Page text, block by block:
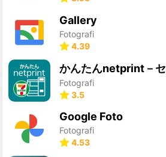
Gallery
Fotografi
4.39
Fotografi
3.5
Google Foto
Fotografi
4.53